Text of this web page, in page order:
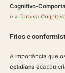
Cognitivo-
e a Terapia
Frios e
A importância que
cotidiana acabou